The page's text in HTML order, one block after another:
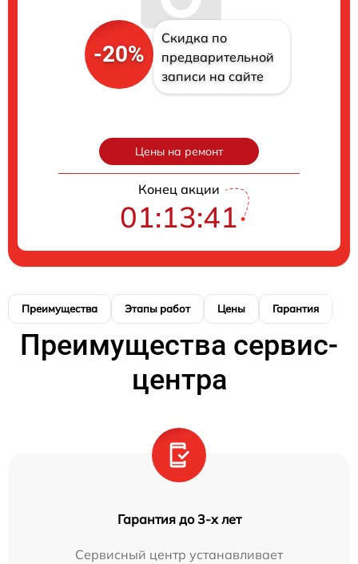
-20%
Скидка по
предварительной
записи на сайте
Цены на ремонт
Конец акции
01:13:41
Преимущества Этапы работ Цены Гарантия
Преимущества сервис-
центра
Гарантия до 3-х лет
Сервисный центр устанавливает